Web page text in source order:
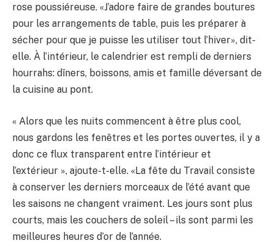
rose poussiéreuse. «J’adore faire de grandes boutures
pour les arrangements de table, puis les préparer à
sécher pour que je puisse les utiliser tout l’hiver», dit-
elle. À l’intérieur, le calendrier est rempli de derniers
hourrahs: dîners, boissons, amis et famille déversant de
la cuisine au pont.
« Alors que les nuits commencent à être plus cool,
nous gardons les fenêtres et les portes ouvertes, il y a
donc ce flux transparent entre l’intérieur et
l’extérieur », ajoute-t-elle. «La fête du Travail consiste
à conserver les derniers morceaux de l’été avant que
les saisons ne changent vraiment. Les jours sont plus
courts, mais les couchers de soleil – ils sont parmi les
meilleures heures d’or de l’année.